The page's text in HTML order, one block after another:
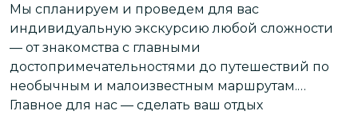
Мы спланируем и проведем для вас
индивидуальную экскурсию любой сложности
— от знакомства с главными
достопримечательностями до путешествий по
необычным и малоизвестным маршрутам.
Главное для нас — сделать ваш отдых